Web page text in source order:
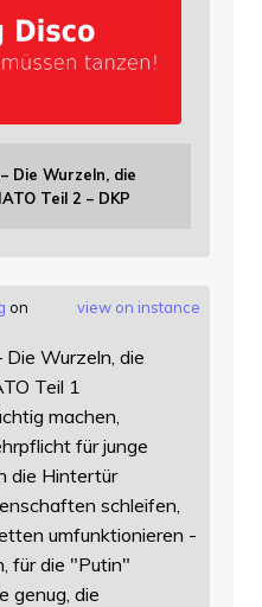
Die Wurzeln, die
Teil 2 – DKP
view on instance
on
Wurzeln, die
Teil 1
machen,
für junge
die Hintertür
schleifen,
umfunktionieren -
für die "Putin"
genug, die